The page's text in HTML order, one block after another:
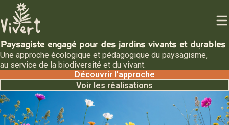
Paysagiste engagé pour des jardins vivants et durables
Une approche écologique et pédagogique du paysagisme,
au service de la biodiversité et du vivant.
Découvrir l'approche
Voir les réalisations